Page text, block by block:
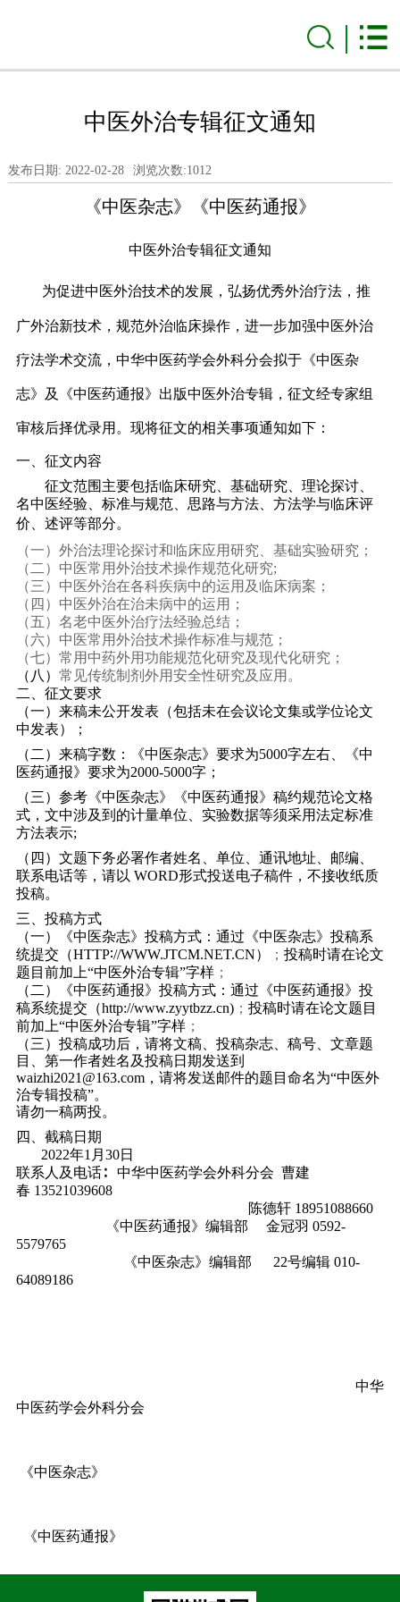
中医外治专辑征文通知
发布日期: 2022-02-28 浏览次数:1012
《中医杂志》《中医药通报》
中医外治专辑征文通知
为促进中医外治技术的发展，弘扬优秀外治疗法，推
广外治新技术，规范外治临床操作，进一步加强中医外治
疗法学术交流，中华中医药学会外科分会拟于《中医杂
志》及《中医药通报》出版中医外治专辑，征文经专家组
审核后择优录用。现将征文的相关事项通知如下：
一、 征文内容
征文范围主要包括临床研究、基础研究、理论探讨、
名中医经验、标准与规范、思路与方法、方法学与临床评
价
述评等部分。
（一） 外治法理论探讨和临床应用研究、基础实验研究；
（二） 中医常用外治技术操作规范化研究;
（三） 中医外治在各科疾病中的运用及临床病案；
（四） 中医外治在治未病中的运用；
（五） 名老中医外治疗法经验总结；
（六） 中医常用外治技术操作标准与规范；
（七） 常用中药外用功能规范化研究及现代化研究；
（八） 常见传统制剂外用安全性研究及应用。
二、征文要求
（一）来稿未公开发表（包括未在会议论文集或学位论文
中发表）；
（二）来稿字数：《中医杂志》要求为5000字左右、《中
医药通报》要求为2000-5000字；
（三）参考《中医杂志》《中医药通报》稿约规范论文格
式，文中涉及到的计量单位、实验数据等须采用法定标准
方法表示;
（四）文题下务必署作者姓名、单位、通讯地址、邮编、
联系电话等，请以 WORD形式投送电子稿件，不接收纸质
投稿。
三、投稿方式
（一）《中医杂志》投稿方式：通过《中医杂志》投稿系
统提交（HTTP∶//WWW.JTCM.NET.CN） ； 投稿时请在论文
题目前加上“中医外治专辑”字样；
（二）《中医药通报》投稿方式：通过《中医药通报》投
稿系统提交（http://www.zyytbzz.cn)； 投稿时请在论文题目
前加上“中医外治专辑”字样；
（三）投稿成功后，请将文稿、投稿杂志、稿号、文章题
目、第一作者姓名及投稿日期发送到
waizhi2021@163.com，请将发送邮件的题目命名为“中医外
治专辑投稿”。
请勿一稿两投。
四、截稿日期
2022年1 月 30日
联系人及电话∶
中华中医药学会外科分会 曹建
春 13521039608
陈德轩18951088660
《中医药通报》编辑部
金冠羽 0592-
5579765
《中医杂志》编辑部 22号编辑010-
64089186
中华
中医药学会外科分会
《中医杂志》
《中医药通报》